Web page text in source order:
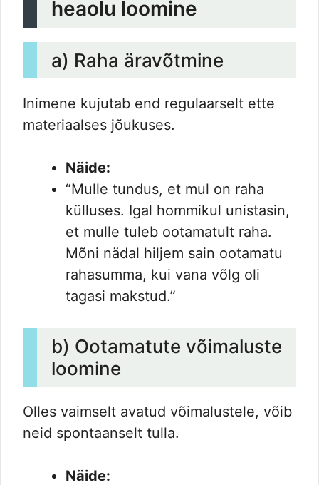
heaolu loomine
a) Raha äravõtmine
Inimene kujutab end regulaarselt ette
materiaalses jõukuses.
Näide:
“Mulle tundus, et mul on raha
külluses. Igal hommikul unistasin,
et mulle tuleb ootamatult raha.
Mõni nädal hiljem sain ootamatu
rahasumma, kui vana võlg oli
tagasi makstud.”
b) Ootamatute võimaluste
loomine
Olles vaimselt avatud võimalustele, võib
neid spontaanselt tulla.
Näide: